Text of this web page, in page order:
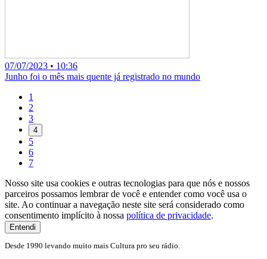
07/07/2023 • 10:36
Junho foi o mês mais quente já registrado no mundo
1
2
3
4
5
6
7
Nosso site usa cookies e outras tecnologias para que nós e nossos
parceiros possamos lembrar de você e entender como você usa o
site. Ao continuar a navegação neste site será considerado como
consentimento implícito à nossa política de privacidade.
Entendi
Desde 1990 levando muito mais Cultura pro seu rádio.